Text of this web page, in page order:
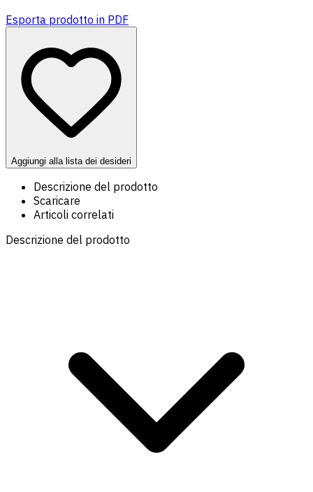
Esporta prodotto in PDF
Aggiungi alla lista dei desideri
Descrizione del prodotto
Scaricare
Articoli correlati
Descrizione del prodotto